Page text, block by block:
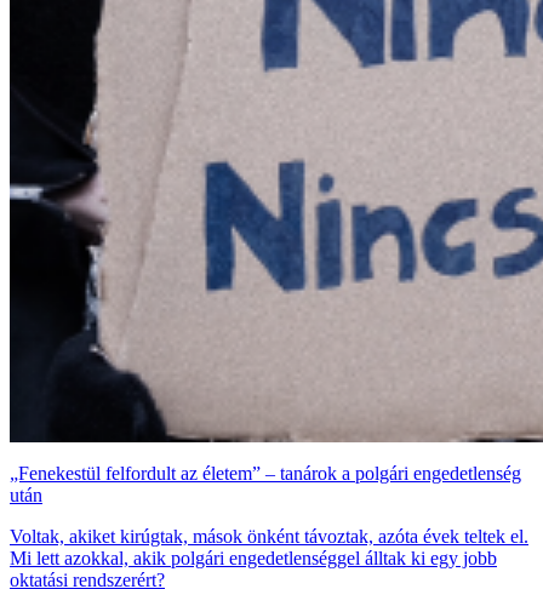
„Fenekestül felfordult az életem” – tanárok a polgári engedetlenség
után
Voltak, akiket kirúgtak, mások önként távoztak, azóta évek teltek el.
Mi lett azokkal, akik polgári engedetlenséggel álltak ki egy jobb
oktatási rendszerért?